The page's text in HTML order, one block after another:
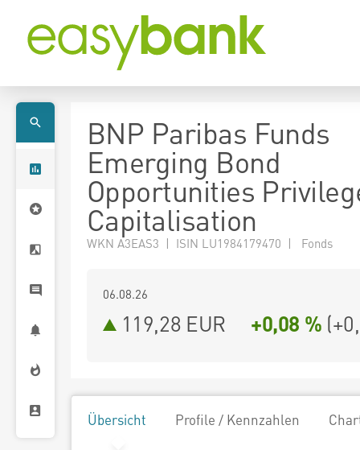
BNP Paribas Funds
Emerging Bond
Opportunities
Capitalisation
WKN A3EAS3 | ISIN LU1984179470 | Fonds
06.08.26
119,28 EUR +0,08 % (
Übersicht Profile / Kennzahlen